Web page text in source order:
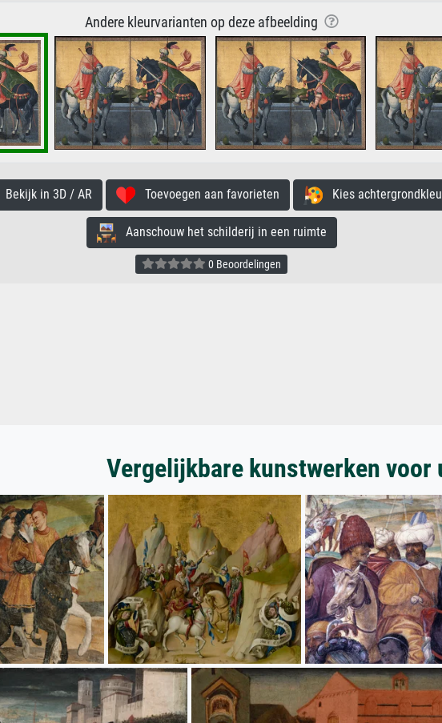
Andere kleurvarianten op deze afbeelding
Bekijk in 3D / AR Toevoegen aan favorieten Kies
Aanschouw het schilderij in een ruimte
0 Beoordelingen
Vergelijkbare kunstwerken voor